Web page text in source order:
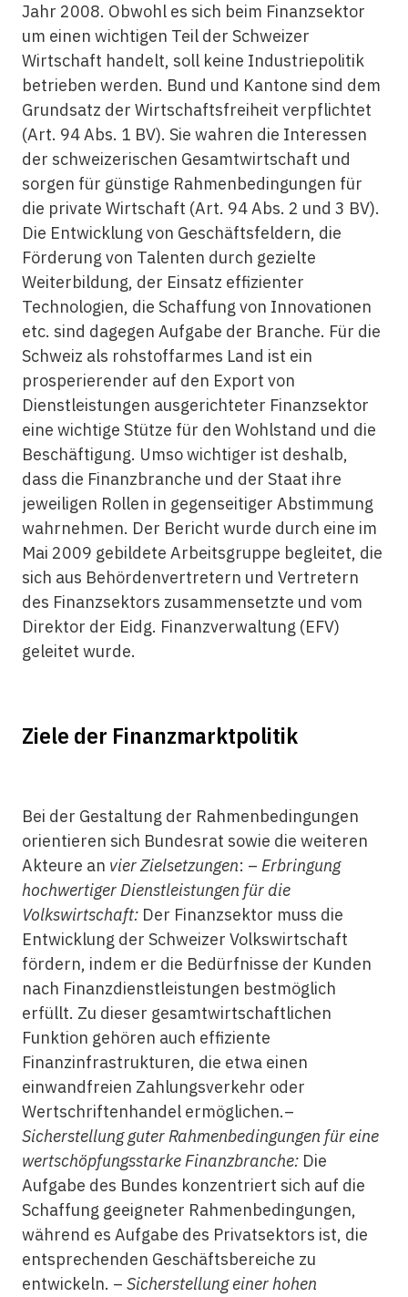
Jahr 2008. Obwohl es sich beim Finanzsektor
um einen wichtigen Teil der Schweizer
Wirtschaft handelt, soll keine Industriepolitik
betrieben werden. Bund und Kantone sind dem
Grundsatz der Wirtschaftsfreiheit verpflichtet
(Art. 94 Abs. 1 BV). Sie wahren die Interessen
der schweizerischen Gesamtwirtschaft und
sorgen für günstige Rahmenbedingungen für
die private Wirtschaft (Art. 94 Abs. 2 und 3 BV).
Die Entwicklung von Geschäftsfeldern, die
Förderung von Talenten durch gezielte
Weiterbildung, der Einsatz effizienter
Technologien, die Schaffung von Innovationen
etc. sind dagegen Aufgabe der Branche. Für die
Schweiz als rohstoffarmes Land ist ein
prosperierender auf den Export von
Dienstleistungen ausgerichteter Finanzsektor
eine wichtige Stütze für den Wohlstand und die
Beschäftigung. Umso wichtiger ist deshalb,
dass die Finanzbranche und der Staat ihre
jeweiligen Rollen in gegenseitiger Abstimmung
wahrnehmen. Der Bericht wurde durch eine im
Mai 2009 gebildete Arbeitsgruppe begleitet, die
sich aus Behördenvertretern und Vertretern
des Finanzsektors zusammensetzte und vom
Direktor der Eidg. Finanzverwaltung (EFV)
geleitet wurde.
Ziele der Finanzmarktpolitik
Bei der Gestaltung der Rahmenbedingungen
orientieren sich Bundesrat sowie die weiteren
Akteure an vier Zielsetzungen: – Erbringung
hochwertiger Dienstleistungen für die
Volkswirtschaft:Der Finanzsektor muss die
Entwicklung der Schweizer Volkswirtschaft
fördern, indem er die Bedürfnisse der Kunden
nach Finanzdienstleistungen bestmöglich
erfüllt. Zu dieser gesamtwirtschaftlichen
Funktion gehören auch effiziente
Finanzinfrastrukturen, die etwa einen
einwandfreien Zahlungsverkehr oder
Wertschriftenhandel ermöglichen.–
Sicherstellung guter Rahmenbedingungen für eine
wertschöpfungsstarke Finanzbranche:Die
Aufgabe des Bundes konzentriert sich auf die
Schaffung geeigneter Rahmenbedingungen,
während es Aufgabe des Privatsektors ist, die
entsprechenden Geschäftsbereiche zu
entwickeln. – Sicherstellung einer hohen